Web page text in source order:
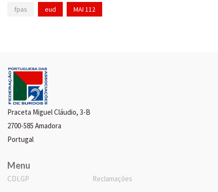
fpas eud MAI 112
Praceta Miguel Cláudio, 3-B
2700-585 Amadora
Portugal
Menu
CDLGP
Reclamações